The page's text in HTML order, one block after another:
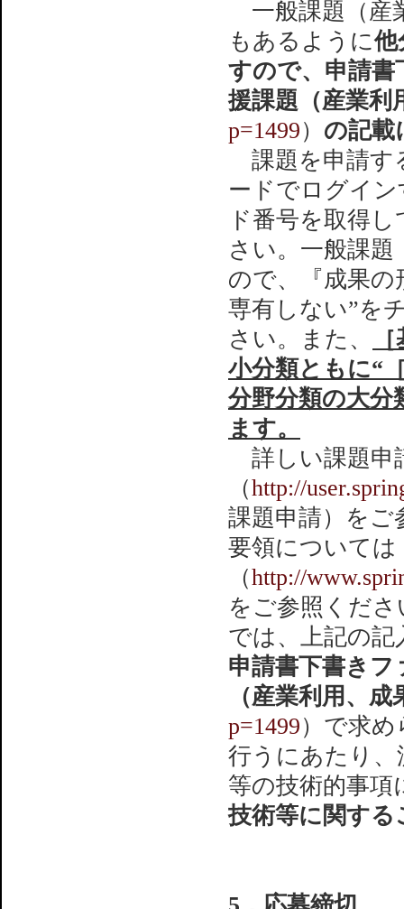
一般課題（産
もあるように他
すので、申請書
援課題（産業利
p=1499） の記載
課題を申請す
ードでログイ
ド番号を取得
さい。一般課
ので、『成果の
専有しない”を
さい。また、
小分類ともに“
分野分類の大分
ます。
詳しい課題申
（http://
課題申請）をご
要領については
（http://
をご参照くだ
では、上記の
申請書下書きフ
（産業利用、
p=1499）で求
行うにあたり、
等の技術的事項
技術等に関する